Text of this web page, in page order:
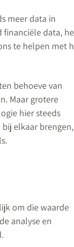
meer data in
financiële data,
te helpen met
behoeve van
Maar grotere
hier steeds
elkaar
om die waarde
analyse en